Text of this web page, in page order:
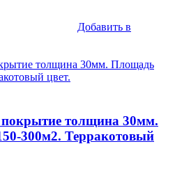
Добавить в
покрытие толщина 30мм.
300м2. Терракотовый